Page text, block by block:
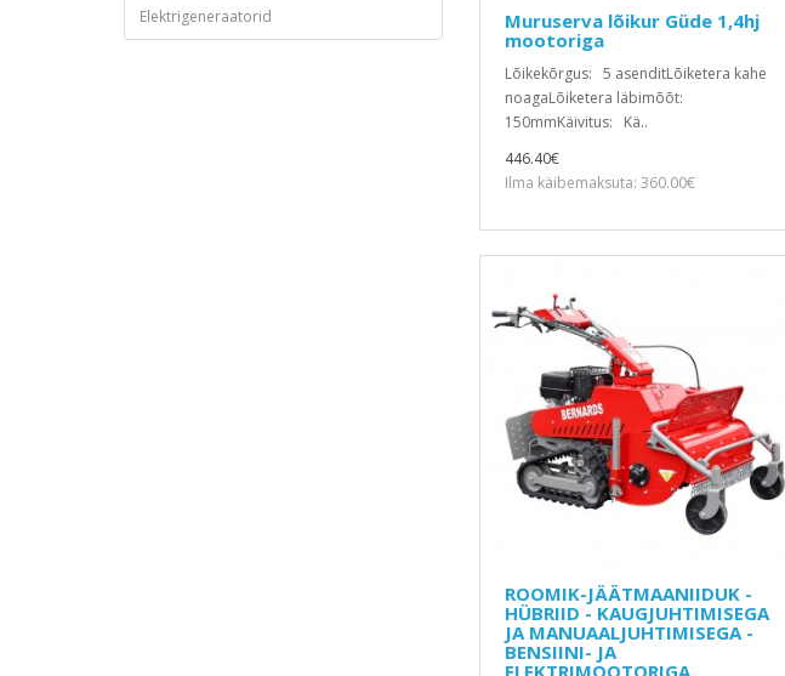
Elektrigeneraatorid
Muruserva lõikur Güde 1,4hj
mootoriga
Lõikekõrgus: 5 asenditLõiketera kahe
noagaLõiketera läbimõõt:
150mmKäivitus: Kä..
446.40€
Ilma käibemaksuta: 360.00€
ROOMIK-JÄÄTMAANIIDUK -
HÜBRIID - KAUGJUHTIMISEGA
JA MANUAALJUHTIMISEGA -
BENSIINI- JA